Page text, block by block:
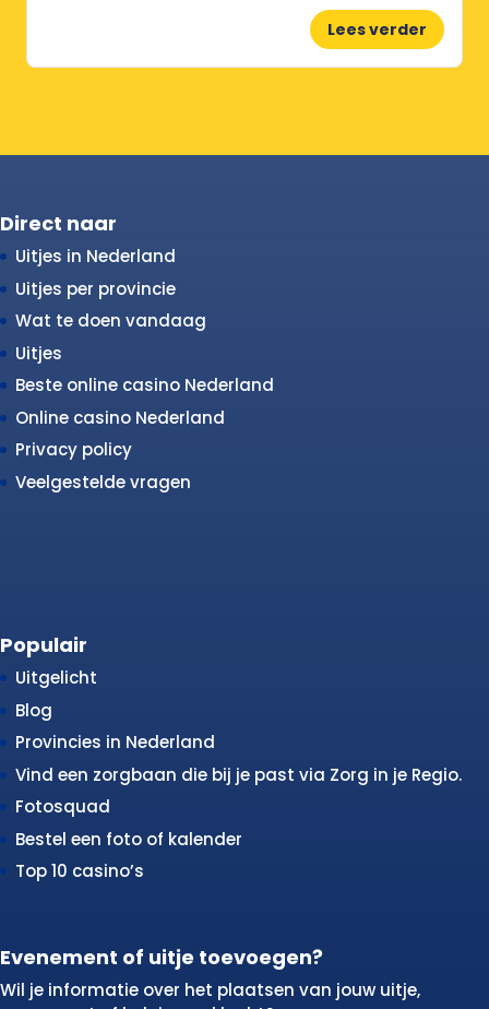
Lees verder
Direct naar
Uitjes in Nederland
Uitjes per provincie
Wat te doen vandaag
Uitjes
Beste online casino Nederland
Online casino Nederland
Privacy policy
Veelgestelde vragen
Populair
Uitgelicht
Blog
Provincies in Nederland
Vind een zorgbaan die bij je past via Zorg in je Regio.
Fotosquad
Bestel een foto of kalender
Top 10 casino’s
Evenement of uitje toevoegen?
Wil je informatie over het plaatsen van jouw uitje,